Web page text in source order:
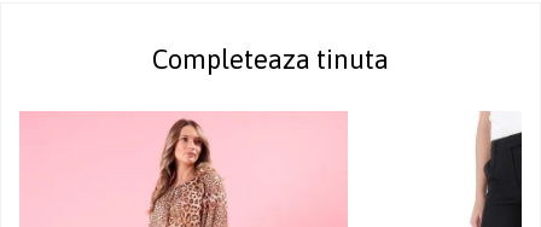
Completeaza tinuta